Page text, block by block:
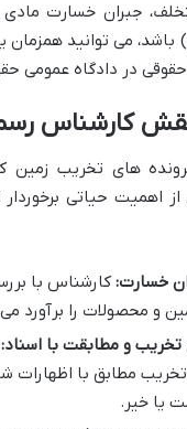
جبران خسارت
باشد، می توانید همزمان
در دادگاه عمومی
کارشناس
های تخریب زمین
اهمیت حیاتی
خسارت: کارشناس با
و محصولات را برآورد
تخریب و مطابقت با اسناد:
مطابق با اظهارات
یا خیر.